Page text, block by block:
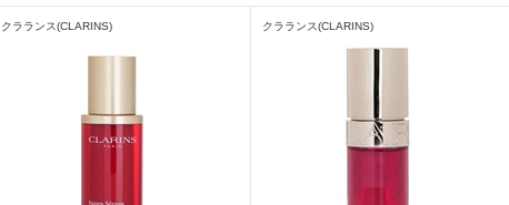
クラランス(CLARINS) クラランス(CLARINS)